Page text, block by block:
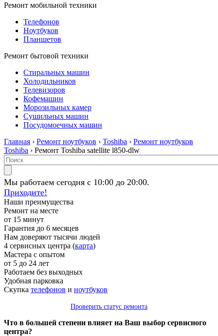
Ремонт мобильной техники
Телефонов
Ноутбуков
Планшетов
Ремонт бытовой техники
Стиральных машин
Холодильников
Телевизоров
Кофемашин
Морозильных камер
Сушильных машин
Посудомоечных машин
Главная › Ремонт ноутбуков › Toshiba › Ремонт ноутбуков
Toshiba › Ремонт Toshiba satellite l850-dlw
Мы работаем сегодня с 10:00 до 20:00.
Приходите!
Наши преимущества
Ремонт на месте
от 15 минут
Гарантия до 6 месяцев
Нам доверяют тысячи людей
4 сервисных центра (карта)
Мастера с опытом
от 5 до 24 лет
Работаем без выходных
Удобная парковка
Скупка телефонов и ноутбуков
Проверить статус ремонта
Что в большей степени влияет на Ваш выбор сервисного
центра?